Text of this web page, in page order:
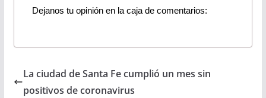
Dejanos tu opinión en la caja de comentarios:
La ciudad de Santa Fe cumplió un mes sin
positivos de coronavirus